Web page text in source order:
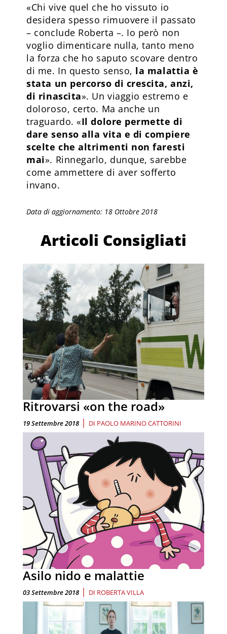
«Chi vive quel che ho vissuto io
desidera spesso rimuovere il passato
– conclude Roberta –. Io però non
voglio dimenticare nulla, tanto meno
la forza che ho saputo scovare dentro
di me. In questo senso, la malattia è
stata un percorso di crescita, anzi,
di rinascita». Un viaggio estremo e
doloroso, certo. Ma anche un
traguardo. «Il dolore permette di
dare senso alla vita e di compiere
scelte che altrimenti non faresti
mai». Rinnegarlo, dunque, sarebbe
come ammettere di aver sofferto
invano.
Data di aggiornamento: 18 Ottobre 2018
Articoli Consigliati
Ritrovarsi «on the road»
19 Settembre 2018 | DI PAOLO MARINO CATTORINI
Asilo nido e malattie
03 Settembre 2018 | DI ROBERTA VILLA